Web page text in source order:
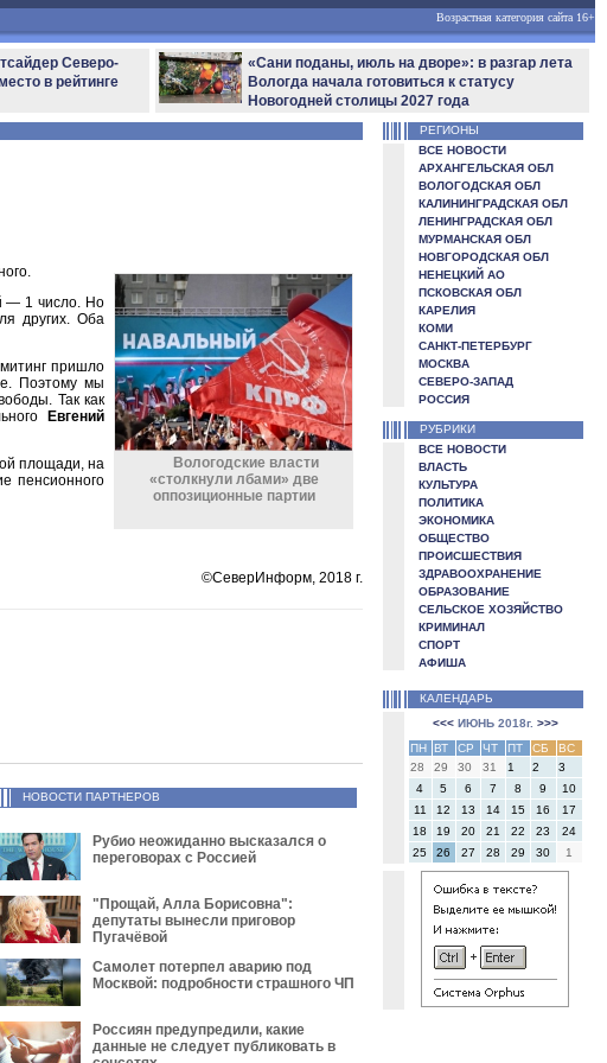
Возрастная категория сайта 16+
Северо-
в рейтинге
«Сани поданы, июль на дворе»: в разгар лета
Вологда начала готовиться к статусу
Новогодней столицы 2027 года
Вологодские власти
«столкнули лбами» две
оппозиционные партии
— 1 число. Но
других. Оба
пришло
Поэтому мы
Так как
Евгений
площади, на
пенсионного
©СеверИнформ, 2018 г.
НОВОСТИ ПАРТНЕРОВ
Рубио неожиданно высказался о
переговорах с Россией
"Прощай, Алла Борисовна":
депутаты вынесли приговор
Пугачёвой
Самолет потерпел аварию под
Москвой: подробности страшного ЧП
Россиян предупредили, какие
данные не следует публиковать в
РЕГИОНЫ
ВСЕ НОВОСТИ
АРХАНГЕЛЬСКАЯ ОБЛ
ВОЛОГОДСКАЯ ОБЛ
КАЛИНИНГРАДСКАЯ ОБЛ
ЛЕНИНГРАДСКАЯ ОБЛ
МУРМАНСКАЯ ОБЛ
НОВГОРОДСКАЯ ОБЛ
НЕНЕЦКИЙ АО
ПСКОВСКАЯ ОБЛ
КАРЕЛИЯ
КОМИ
САНКТ-ПЕТЕРБУРГ
МОСКВА
СЕВЕРО-ЗАПАД
РОССИЯ
РУБРИКИ
ВСЕ НОВОСТИ
ВЛАСТЬ
КУЛЬТУРА
ПОЛИТИКА
ЭКОНОМИКА
ОБЩЕСТВО
ПРОИСШЕСТВИЯ
ЗДРАВООХРАНЕНИЕ
ОБРАЗОВАНИЕ
СЕЛЬСКОЕ ХОЗЯЙСТВО
КРИМИНАЛ
СПОРТ
АФИША
КАЛЕНДАРЬ
<<<ИЮНЬ 2018г. >>>
ПН
ВТ СР ЧТ ПТ СБ
ВС
28
29 30 31 1 2
3
4
5 6 7 8 9
10
11
12 13 14 15 16
17
18
19 20 21 22 23
24
25
26 27 28 29 30 1